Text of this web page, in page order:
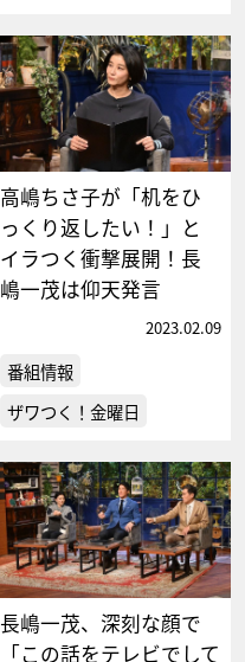
高嶋ちさ子が「机をひ
っくり返したい！」と
イラつく衝撃展開！長
嶋一茂は仰天発言
2023.02.09
番組情報
ザワつく！金曜日
長嶋一茂、深刻な顔で
「この話をテレビでして